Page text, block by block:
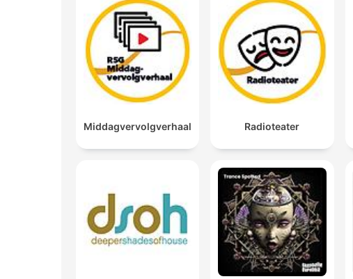
Middagvervolgverhaal Radioteater